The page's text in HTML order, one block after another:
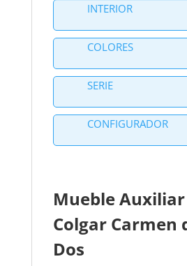
INTERIOR
COLORES
SERIE
CONFIGURADOR
Mueble
Colgar Carmen
Dos